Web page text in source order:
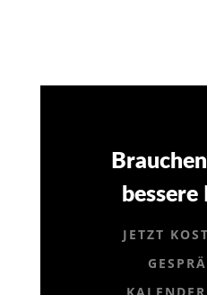
bessere
JETZT